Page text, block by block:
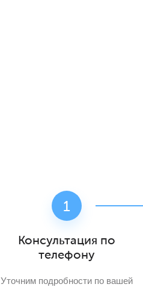
Консультация по
телефону
Уточним подробности по вашей